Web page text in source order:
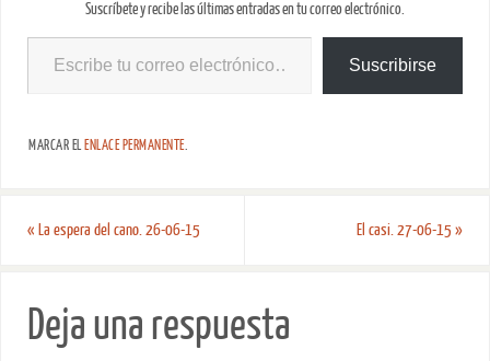
Suscríbete y recibe las últimas entradas en tu correo electrónico.
Suscribirse
MARCAR EL ENLACE PERMANENTE.
« La espera del cano. 26-06-15 El casi. 27-06-15 »
Deja una respuesta